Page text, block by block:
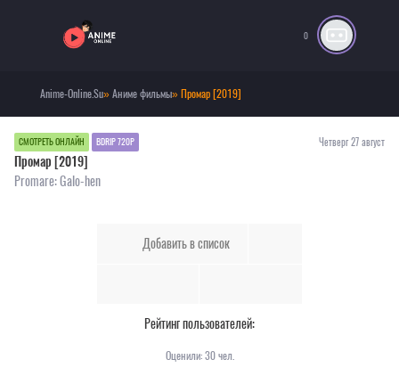
0
Anime-Online.Su»Аниме фильмы» Промар [2019]
СМОТРЕТЬ ОНЛАЙН BDRIP 720P Четверг 27 август
Промар [2019]
Promare: Galo-hen
Добавить в список
Рейтинг пользователей:
Оценили:30чел.